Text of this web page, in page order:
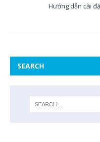
Hướng dẫn cài
SEARCH